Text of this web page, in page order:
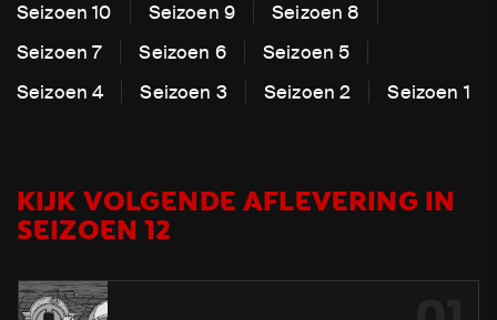
Seizoen 10
Seizoen 9
Seizoen 8
Seizoen 7
Seizoen 6
Seizoen 5
Seizoen 4
Seizoen 3 Seizoen 2 Seizoen 1
KIJK VOLGENDE AFLEVERING IN
SEIZOEN 12